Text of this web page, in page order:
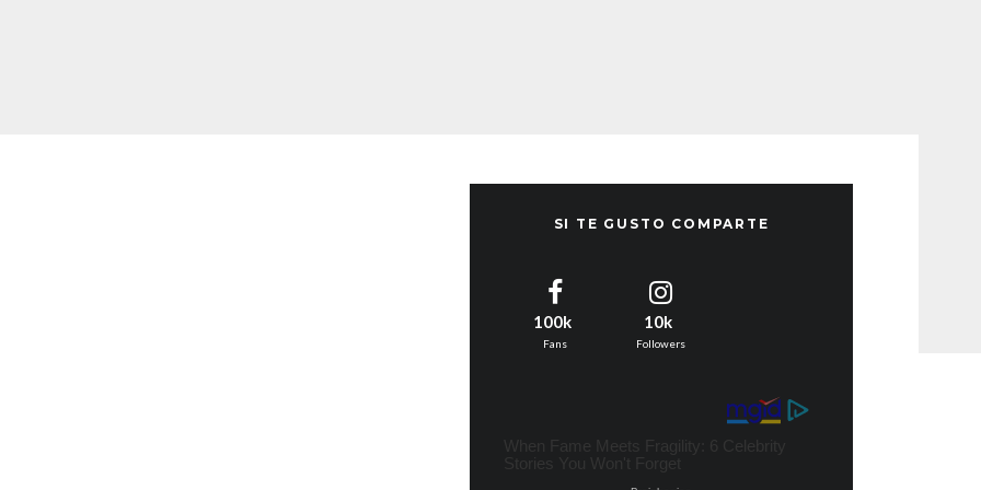
SI TE GUSTO COMPARTE
100k
Fans
10k
Followers